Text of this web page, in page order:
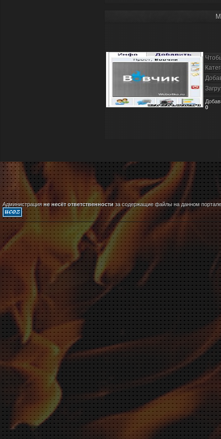
0
Администрацияне несёт ответственностиза содержащие файлы на данном